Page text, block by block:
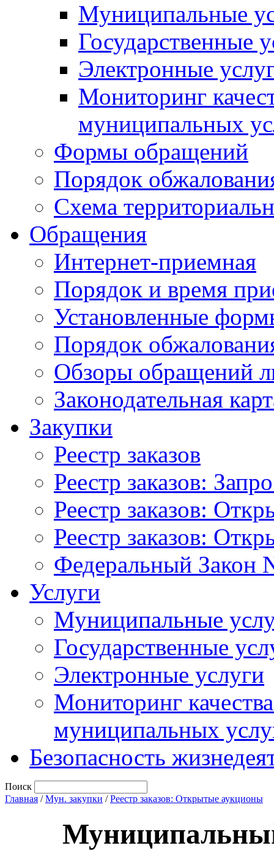
Муниципальные
Государственные
Электронные
Мониторинг
муниципальных
Формы обращений
Порядок
Схема
Обращения
Интернет-приемная
Порядок и время
Установленные
Порядок
Обзоры обращений
Законодательная
Закупки
Реестр заказов
Реестр заказов:
Реестр заказов:
Реестр заказов:
Федеральный Закон
Услуги
Муниципальные
Государственные
Электронные услуги
Мониторинг
муниципальных
Безопасность
Поиск
Главная /Мун. закупки /Реестр заказов: Открытые аукционы